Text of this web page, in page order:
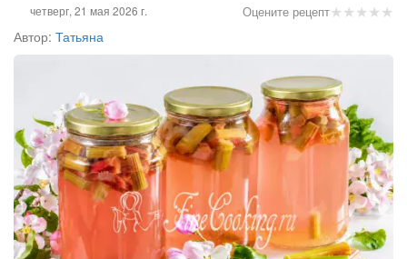
★★★★★
Оцените рецепт
четверг, 21 мая 2026 г.
Автор: Татьяна